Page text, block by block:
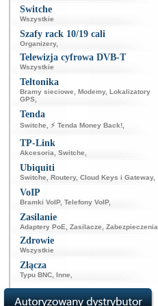
Switche
Wszystkie
Szafy rack 10/19 cali
Organizery,
Telewizja cyfrowa DVB-T
Wszystkie
Teltonika
Bramy sieciowe Modemy, Lokalizatory
GPS
Tenda
Switche ⚡ Tenda Money Back!
TP-Link
Akcesoria Switche
Ubiquiti
Switche Routery, Cloud Keys i Gateway,
VoIP
Bramki VoIP, Telefony VoIP,
Zasilanie
Adaptery PoE Zasilacze Zabezpieczenia
Zdrowie
Wszystkie
Złącza
Typu BNC Inne